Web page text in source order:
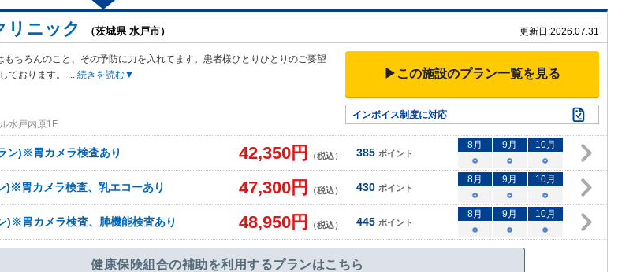
リニック （茨城県 水戸市） 更新日:2026.07.31
ちろんのこと、その予防に力を入れてます。患者様ひとりひとりのご要望
ております。 ... 続きを読む▼
水戸内原1F
▶この施設のプラン一覧を見る
インボイス制度に対応
ン)※胃カメラ検査あり 42,350円 （税込） 385 ポイント
8月 9月 10月
○
○ ○
)※胃カメラ検査、乳エコーあり 47,300円 （税込） 430 ポイント
8月 9月 10月
○
○ ○
)※胃カメラ検査、肺機能検査あり 48,950円 （税込） 445 ポイント
8月 9月 10月
○
○ ○
健康保険組合の補助を利用するプランはこちら